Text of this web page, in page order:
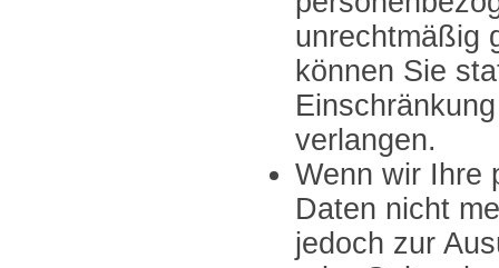
unrechtmäßig
können Sie
verlangen.
Wenn wir Ihre
Daten nicht
jedoch zur